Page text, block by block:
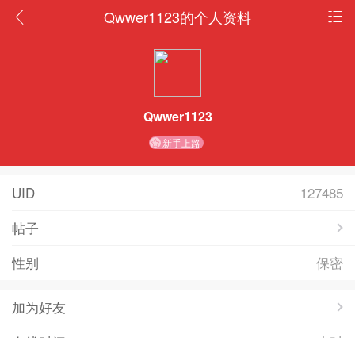
Qwwer1123的个人资料
Qwwer1123
新手上路
UID
127485
帖子
性别
保密
加为好友